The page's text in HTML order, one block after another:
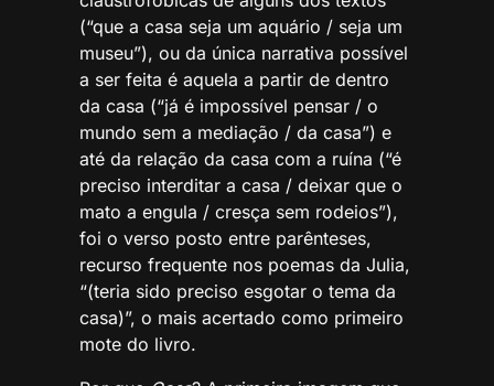
(“que a casa seja um aquário / seja um
museu”), ou da única narrativa possível
a ser feita é aquela a partir de dentro
da casa (“já é impossível pensar / o
mundo sem a mediação / da casa”) e
até da relação da casa com a ruína (“é
preciso interditar a casa / deixar que o
mato a engula / cresça sem rodeios”),
foi o verso posto entre parênteses,
recurso frequente nos poemas da Julia,
“(teria sido preciso esgotar o tema da
casa)”, o mais acertado como primeiro
mote do livro.